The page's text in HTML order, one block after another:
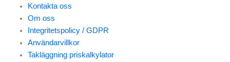
a
g
r
a
m
l
n
Kontakta oss
Om oss
Integritetspolicy / GDPR
Användarvillkor
Takläggning priskalkylator